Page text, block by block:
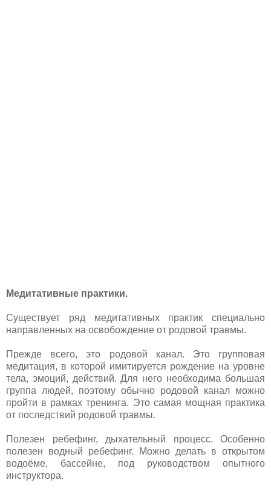
Медитативные практики.
Существует ряд медитативных практик специально
направленных на освобождение от родовой травмы.
Прежде всего, это родовой канал. Это групповая
медитация, в которой имитируется рождение на уровне
тела, эмоций, действий. Для него необходима большая
группа людей, поэтому обычно родовой канал можно
пройти в рамках тренинга. Это самая мощная практика
от последствий родовой травмы.
Полезен ребефинг, дыхательный процесс. Особенно
полезен водный ребефинг. Можно делать в открытом
водоёме, бассейне, под руководством опытного
инструктора.